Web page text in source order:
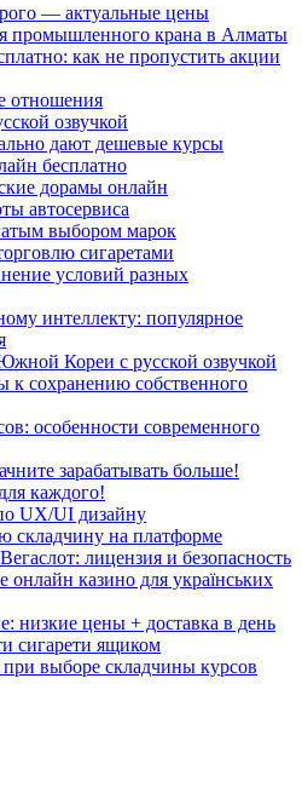
— актуальные цены
промышленного крана в Алматы
как не пропустить акции
отношения
озвучкой
дают дешевые курсы
бесплатно
дорамы онлайн
автосервиса
выбором марок
сигаретами
условий разных
интеллекту: популярное
Кореи с русской озвучкой
к сохранению собственного
особенности современного
зарабатывать больше!
каждого!
UX/UI дизайну
складчину на платформе
лицензия и безопасность
онлайн казино для українських
низкие цены + доставка в день
сигарети ящиком
выборе складчины курсов